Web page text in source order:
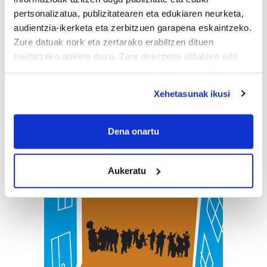
pertsonalizatua, publizitatearen eta edukiaren neurketa,
audientzia-ikerketa eta zerbitzuen garapena eskaintzeko.
Zure datuak nork eta zertarako erabiltzen dituen
hautatzeko aukera duzu. Zure onespena aldatzen edo
If you allow, we would also like to:
Collect information about your geographical
meters
Identify your device by actively scanning it for
specific characteristics (fingerprinting)
Find out more about how your personal data is processed
details section.
Guk eta gure bazkideek zure datu pertsonalak
prozesatzen ditugu, zure IP zenbakia, besteak beste,
Xehetasunak ikusi
Dena onartu
Aukeratu